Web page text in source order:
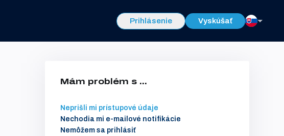
Prihlásenie Vyskúšať
Mám problém s ...
Neprišli mi prístupové údaje
Nechodia mi e-mailové notifikácie
Nemôžem sa prihlásiť